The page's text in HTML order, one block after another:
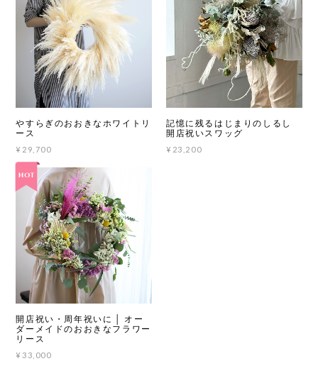
やすらぎのおおきなホワイトリ
ース
¥29,700
記憶に残るはじまりのしるし
開店祝いスワッグ
¥23,200
開店祝い・周年祝いに │ オー
ダーメイドのおおきなフラワー
リース
¥33,000